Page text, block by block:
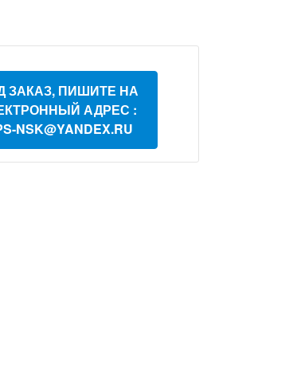
ЗАКАЗ, ПИШИТЕ НА
АДРЕС :
NSK@YANDEX.RU